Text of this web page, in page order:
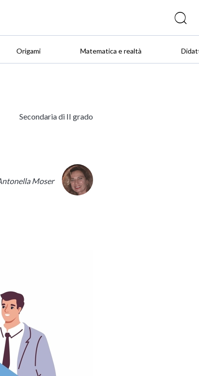
Origami Matematica e realtà
Secondaria di II grado
Moser